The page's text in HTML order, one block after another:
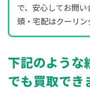
で、安心してお問
頭・宅配はクーリ
下記のような
でも買取でき